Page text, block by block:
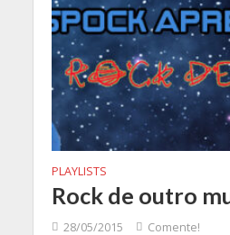
PLAYLISTS
Rock de outro
28/05/2015 Comente!